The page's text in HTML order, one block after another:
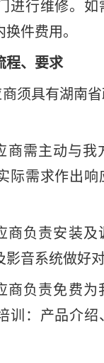
进行维修。如
件费用。
程、要求
须具有湖南
商需主动与我
际需求作出
商负责安装及
影音系统做好
商负责免费为
训：产品介绍